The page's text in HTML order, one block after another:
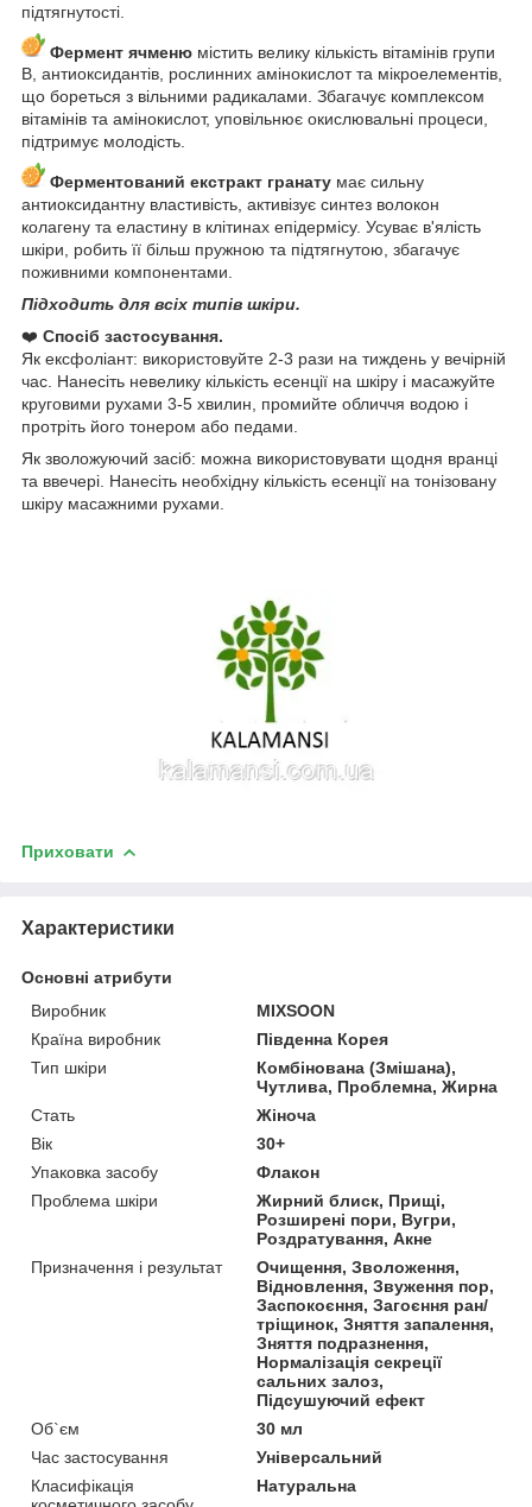
підтягнутості.
Фермент ячменю містить велику кількість вітамінів групи
B, антиоксидантів, рослинних амінокислот та мікроелементів,
що бореться з вільними радикалами. Збагачує комплексом
вітамінів та амінокислот, уповільнює окислювальні процеси,
підтримує молодість.
Ферментований екстракт гранату має сильну
антиоксидантну властивість, активізує синтез волокон
колагену та еластину в клітинах епідермісу. Усуває в'ялість
шкіри, робить її більш пружною та підтягнутою, збагачує
поживними компонентами.
Підходить для всіх типів шкіри.
❤️ Спосіб застосування.
Як ексфоліант: використовуйте 2-3 рази на тиждень у вечірній
час. Нанесіть невелику кількість есенції на шкіру і масажуйте
круговими рухами 3-5 хвилин, промийте обличчя водою і
протріть його тонером або педами.
Як зволожуючий засіб: можна використовувати щодня вранці
та ввечері. Нанесіть необхідну кількість есенції на тонізовану
шкіру масажними рухами.
Приховати
Характеристики
Основні атрибути
Виробник
MIXSOON
Країна виробник
Південна Корея
Тип шкіри
Комбінована (Змішана),
Чутлива, Проблемна, Жирна
Стать
Жіноча
Вік
30+
Упаковка засобу
Флакон
Проблема шкіри
Жирний блиск, Прищі,
Розширені пори, Вугри,
Роздратування, Акне
Призначення і результат
Очищення, Зволоження,
Відновлення, Звуження пор,
Заспокоєння, Загоєння ран/
тріщинок, Зняття запалення,
Зняття подразнення,
Нормалізація секреції
сальних залоз,
Підсушуючий ефект
Об`єм
30 мл
Час застосування
Універсальний
Класифікація
Натуральна